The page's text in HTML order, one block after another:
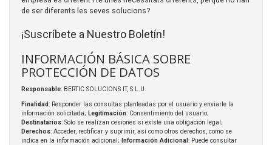
de ser diferents les seves solucions?
¡Suscríbete a Nuestro Boletín!
INFORMACIÓN BÁSICA SOBRE
PROTECCIÓN DE DATOS
Responsable: BERTIC SOLUCIONS IT, S.L.U.
Finalidad: Responder las consultas planteadas por el usuario y enviarle la
información solicitada; Legitimación: Consentimiento del usuario;
Destinatarios: Solo se realizan cesiones si existe una obligación legal;
Derechos: Acceder, rectificar y suprimir, así como otros derechos, como se
indica en la información adicional;
Información Adicional : Puede consultar